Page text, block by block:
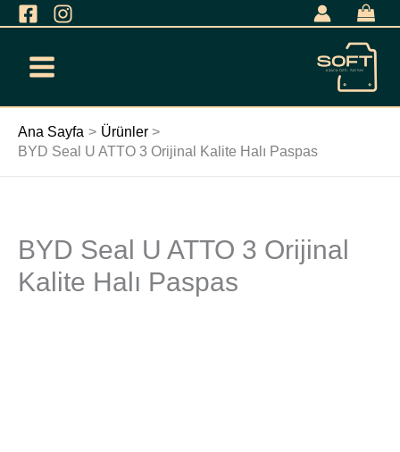
İçeriğe
Ana Sayfa
Ürünler
BYD Seal U ATTO 3 Orijinal Kalite Halı Paspas
BYD Seal U ATTO 3 Orijinal
Kalite Halı Paspas
BYD
Seal